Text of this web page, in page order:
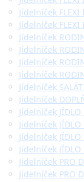
Jídelníček
Jídelníček
Jídelníček
Jídelníček
Jídelníček
Jídelníček
Jídelníček
Jídelníček
Jídelníček
Jídelníček
Jídelníček
Jídelníček
Jídelníček PRO
Jídelníček PRO